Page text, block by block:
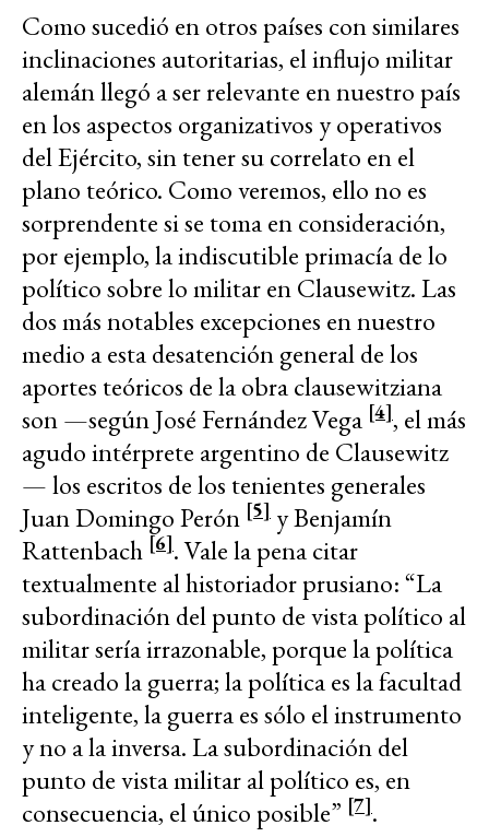
Como sucedió en otros países con similares
inclinaciones autoritarias, el influjo militar
alemán llegó a ser relevante en nuestro país
en los aspectos organizativos y operativos
del Ejército, sin tener su correlato en el
plano teórico. Como veremos, ello no es
sorprendente si se toma en consideración,
por ejemplo, la indiscutible primacía de lo
político sobre lo militar en Clausewitz. Las
dos más notables excepciones en nuestro
medio a esta desatención general de los
aportes teóricos de la obra clausewitziana
son —según José Fernández Vega [4], el más
agudo intérprete argentino de Clausewitz
— los escritos de los tenientes generales
Juan Domingo Perón [5] y Benjamín
Rattenbach [6]. Vale la pena citar
textualmente al historiador prusiano: “La
subordinación del punto de vista político al
militar sería irrazonable, porque la política
ha creado la guerra; la política es la facultad
inteligente, la guerra es sólo el instrumento
y no a la inversa. La subordinación del
punto de vista militar al político es, en
consecuencia, el único posible” [7].